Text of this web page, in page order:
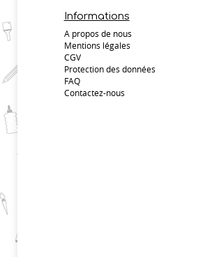
Informations
A propos de nous
Mentions légales
CGV
Protection des données
FAQ
Contactez-nous